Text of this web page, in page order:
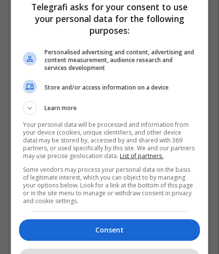
Telegrafi asks for your consent to use
your personal data for the following
purposes:
Personalised advertising and content, advertising and
content measurement, audience research and
services development
Store and/or access information on a device
Learn more
Your personal data will be processed and information from
your device (cookies, unique identifiers, and other device
data) may be stored by, accessed by and shared with 369
partners, or used specifically by this site. We and our partners
may use precise geolocation data. List of partners.
Some vendors may process your personal data on the basis
of legitimate interest, which you can object to by managing
your options below. Look for a link at the bottom of this page
or in the site menu to manage or withdraw consent in privacy
and cookie settings.
Consent